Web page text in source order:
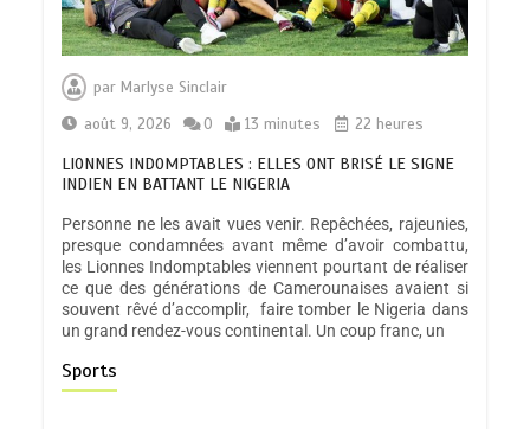
par Marlyse Sinclair
août 9, 2026
0 13 minutes 22 heures
LIONNES INDOMPTABLES : ELLES ONT BRISÉ LE SIGNE
INDIEN EN BATTANT LE NIGERIA
Personne ne les avait vues venir. Repêchées, rajeunies,
presque condamnées avant même d’avoir combattu,
les Lionnes Indomptables viennent pourtant de réaliser
ce que des générations de Camerounaises avaient si
souvent rêvé d’accomplir, faire tomber le Nigeria dans
un grand rendez-vous continental. Un coup franc, un
Sports